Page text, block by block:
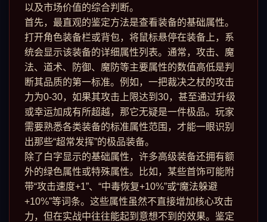
以及市场价值的综合判断。
首先，最直观的鉴定方法是查看装备的基础属性。
打开角色装备栏或背包，将鼠标悬停在装备上，系
统会显示该装备的详细属性列表。通常，攻击、魔
法、道术、防御、魔防等主要属性的数值高低是判
断其品质的第一标准。例如，一把裁决之杖的攻击
力为0-30，如果其攻击上限达到30，甚至通过升级
或幸运加成有所超越，那它无疑是一件极品。玩家
需要熟悉各类装备的标准属性范围，才能一眼识别
出那些“超常发挥”的极品装备。
除了白字显示的基础属性，许多高级装备还拥有额
外的绿色属性或特殊属性。比如，某些首饰可能附
带“攻击速度+1”、“中毒恢复+10%”或“魔法躲避
+10%”等词条。这些属性虽然不直接增加核心攻击
力，但在实战中往往能起到意想不到的效果。鉴定